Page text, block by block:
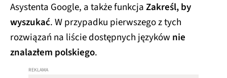
Asystenta Google, a także funkcjaZakreśl, by
wyszukać. W przypadku pierwszego z tych
rozwiązań na liście dostępnych języków nie
znalazłem polskiego.